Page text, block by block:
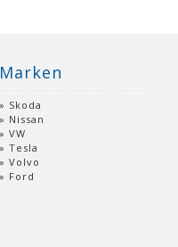
Marken
Skoda
Nissan
VW
Tesla
Volvo
Ford